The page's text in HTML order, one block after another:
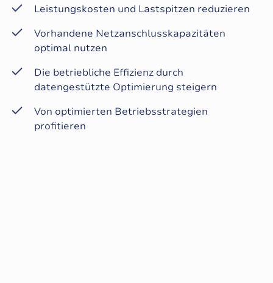
Leistungskosten und Lastspitzen reduzieren
Vorhandene Netzanschlusskapazitäten
optimal nutzen
Die betriebliche Effizienz durch
datengestützte Optimierung steigern
Von optimierten Betriebsstrategien
profitieren